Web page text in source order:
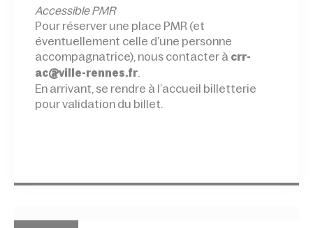
Accessible PMR
Pour réserver une place PMR (et
éventuellement celle d’une personne
accompagnatrice), nous contacter à crr-
ac@ville-rennes.fr
En arrivant, se rendre à l’accueil billetterie
pour validation du billet.